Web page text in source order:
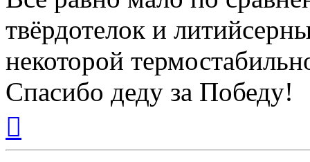
твёрдотелок и
некоторой
Спасибо деду за Победу!
началу